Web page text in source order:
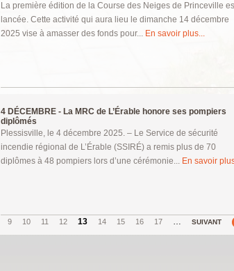
La première édition de la Course des Neiges de Princeville
lancée. Cette activité qui aura lieu le dimanche 14 décembre
2025 vise à amasser des fonds pour... En savoir plus...
4 DÉCEMBRE - La MRC de L’Érable honore ses pompiers
diplômés
Plessisville, le 4 décembre 2025. – Le Service de sécurité
incendie régional de L’Érable (SSIRÉ) a remis plus de 70
diplômes à 48 pompiers lors d’une cérémonie... En savoir
9 10 11 12 13 14 15 16 17 … SUIVANT